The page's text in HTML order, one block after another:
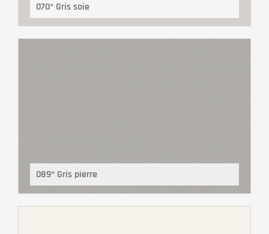
070* Gris soie
089* Gris pierre